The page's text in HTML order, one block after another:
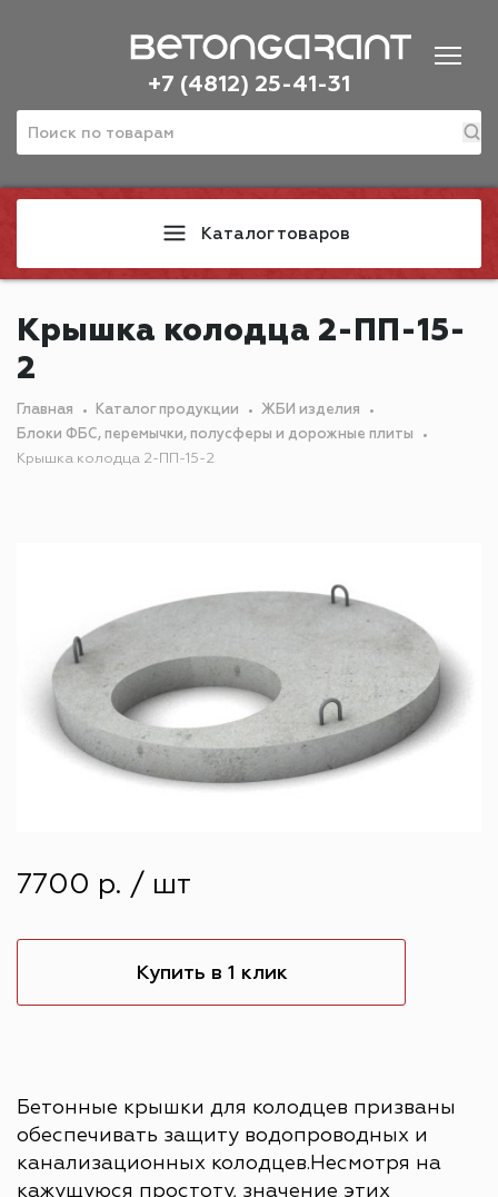
+7 (4812) 25-41-31
Каталог товаров
Крышка колодца 2-ПП-15-
2
Главная Каталог продукции
ЖБИ изделия
Блоки ФБС, перемычки, полусферы и дорожные плиты
Крышка колодца 2-ПП-15-2
7700 р. / шт
Купить в 1 клик
Бетонные крышки для колодцев призваны
обеспечивать защиту водопроводных и
канализационных колодцев.Несмотря на
кажущуюся простоту, значение этих